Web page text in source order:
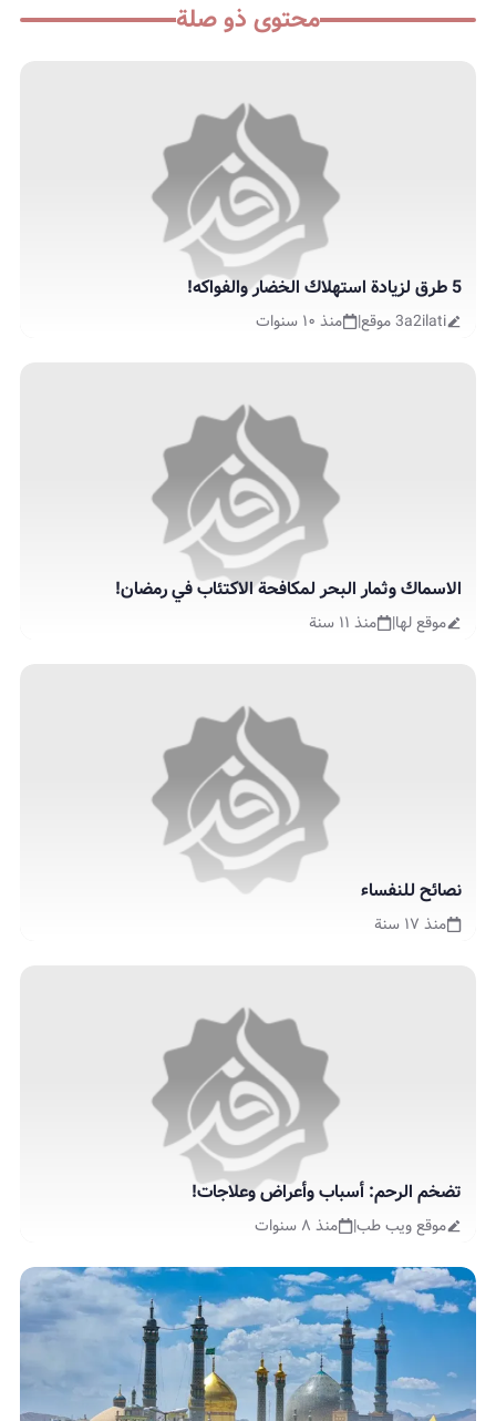
محتوى ذو صلة
5 طرق لزيادة استهلاك الخضار والفواكه!
3a2ilati موقع | منذ ١٠ سنوات
الاسماك وثمار البحر لمكافحة الاكتئاب في رمضان!
موقع لها| منذ ١١ سنة
نصائح للنفساء
منذ ١٧ سنة
تضخم الرحم: أسباب وأعراض وعلاجات!
موقع ويب طب| منذ ٨ سنوات